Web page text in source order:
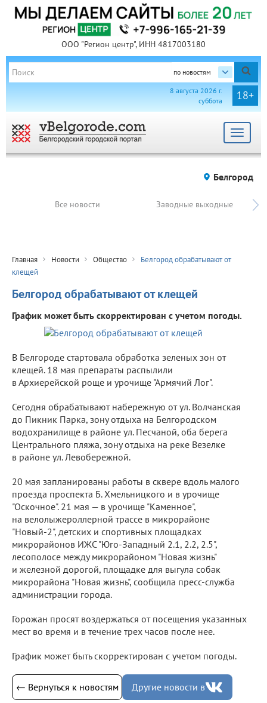
ООО "Регион центр", ИНН 4817003180
по новостям
18+
8 августа 2026 г.
суббота
Toggle
Белгород
Все новости Заводные выходные
Главная Новости Общество
Белгород обрабатывают от
клещей
Белгород обрабатывают от клещей
График может быть скорректирован с учетом погоды.
В Белгороде стартовала обработка зеленых зон от
клещей. 18 мая препараты распылили
в Архиерейской роще и урочище "Армячий Лог".
Сегодня обрабатывают набережную от ул. Волчанская
до Пикник Парка, зону отдыха на Белгородском
водохранилище в районе ул. Песчаной, оба берега
Центрального пляжа, зону отдыха на реке Везелке
в районе ул. Левобережной.
20 мая запланированы работы в сквере вдоль малого
проезда проспекта Б. Хмельницкого и в урочище
"Оскочное". 21 мая — в урочище "Каменное",
на велолыжероллерной трассе в микрорайоне
"Новый-2", детских и спортивных площадках
микрорайонов ИЖС "Юго-Западный 2.1, 2.2, 2.5",
лесополосе между микрорайоном "Новая жизнь"
и железной дорогой, площадке для выгула собак
микрорайона "Новая жизнь", сообщила пресс-служба
администрации города.
Горожан просят воздержаться от посещения указанных
мест во время и в течение трех часов после нее.
График может быть скорректирован с учетом погоды.
← Вернуться к новостям Другие новости в